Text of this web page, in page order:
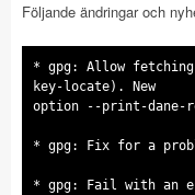
Följande ändringar och
* gpg: Allow fetching
key-locate). New
option --print-dane-
* gpg: Fix for a
* gpg: Fail with an